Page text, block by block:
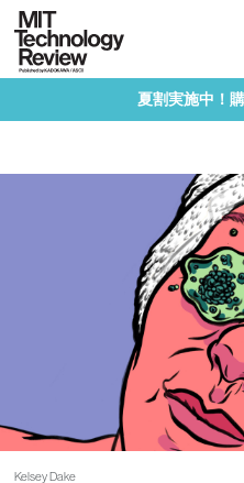
夏割実施中！
Kelsey Dake